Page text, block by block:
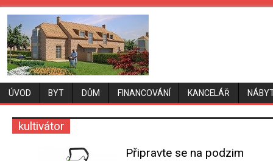
ÚVOD BYT DŮM FINANCOVÁNÍ KANCELÁŘ
kultivátor
Připravte se na podzim